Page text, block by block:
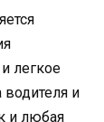
легкое
водителя и
и любая